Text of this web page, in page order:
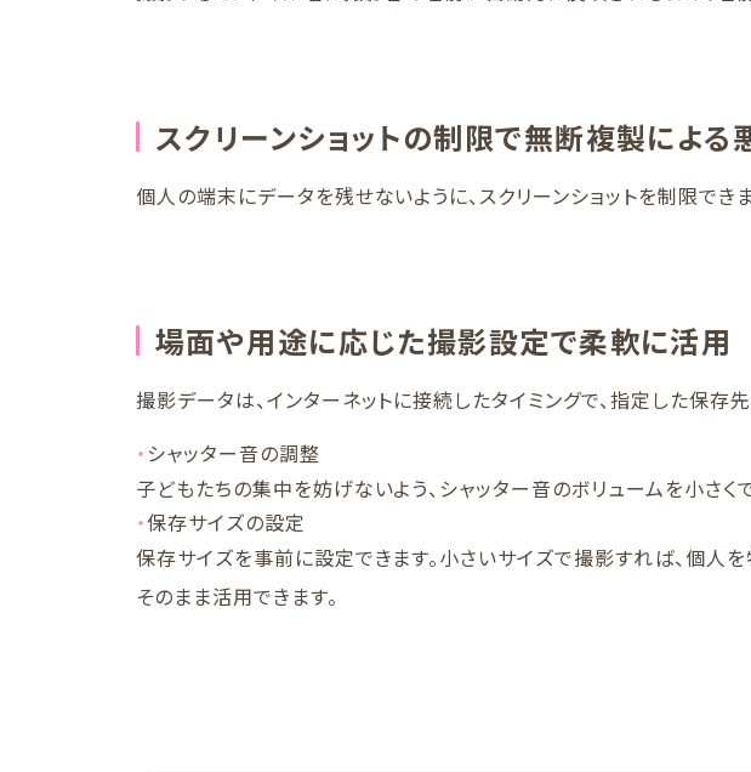
スクリーンショットの制限で無断複製による
個人の端末にデータを残せないように、スクリーンショットを制限できま
場面や用途に応じた撮影設定で柔軟に活用
撮影データは、インターネットに接続したタイミングで、指定した保存
シャッター音の調整
子どもたちの集中を妨げないよう、シャッター音のボリュームを小さく
保存サイズの設定
保存サイズを事前に設定できます。小さいサイズで撮影すれば、個人
そのまま活用できます。